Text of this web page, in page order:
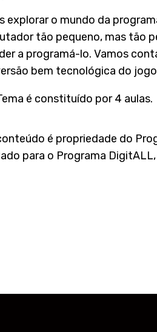
explorar o mundo da
tão pequeno, mas tão
a programá-lo. Vamos
bem tecnológica do
é constituído por 4 aulas.
é propriedade do
para o Programa